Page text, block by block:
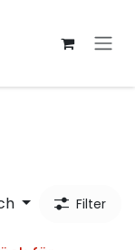
Filter